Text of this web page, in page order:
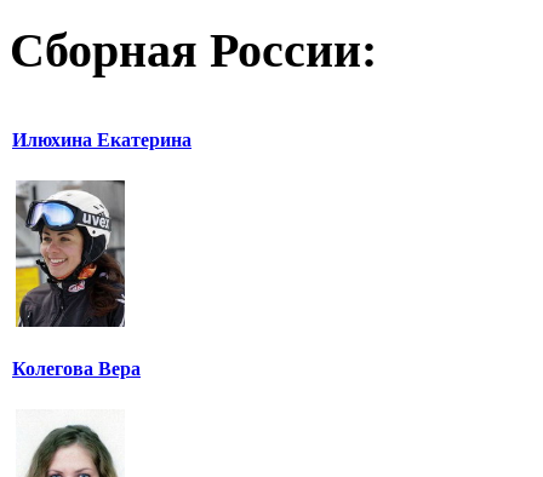
Сборная России:
Илюхина Екатерина
Колегова Вера